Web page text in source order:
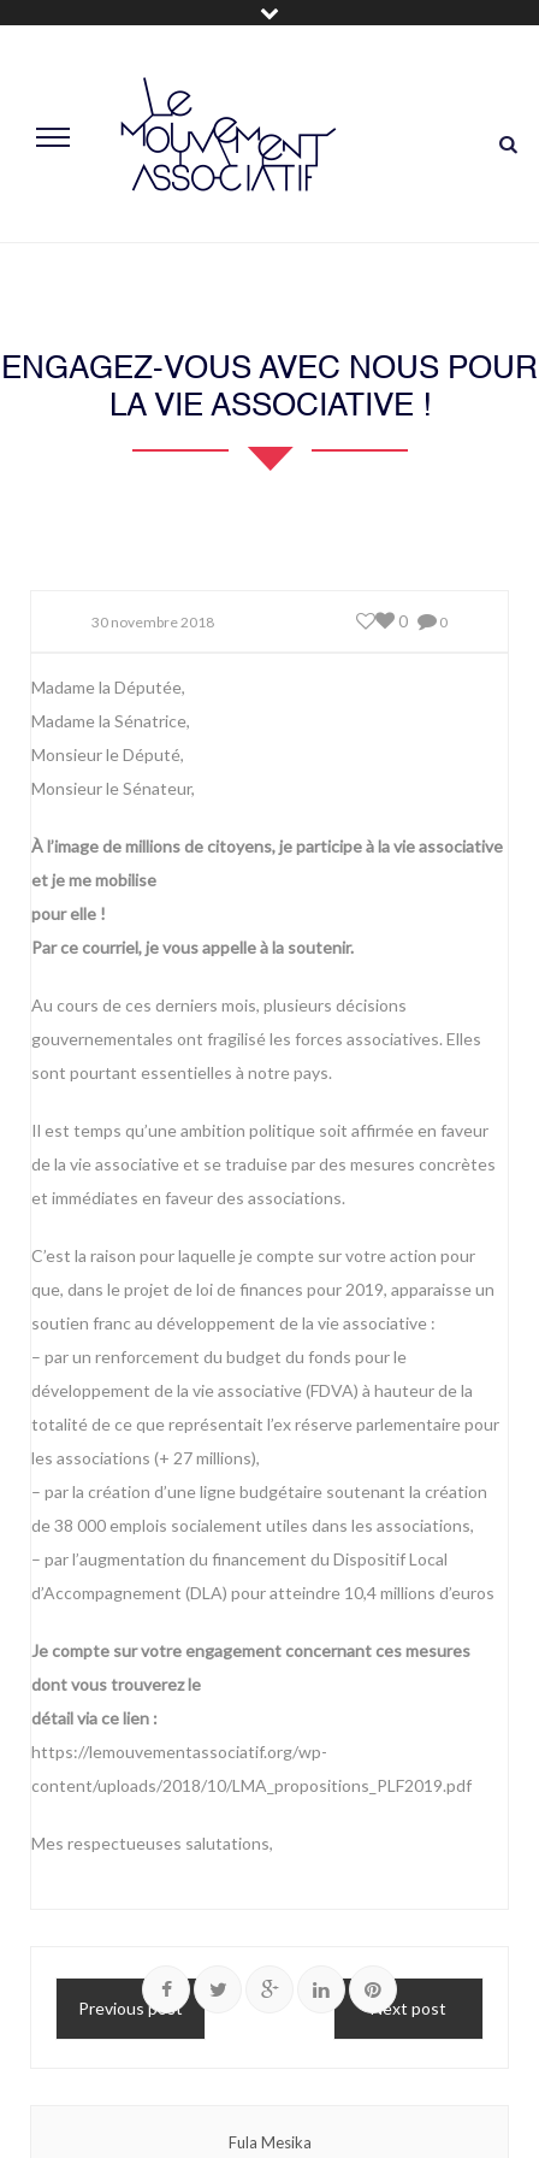
ENGAGEZ-VOUS AVEC NOUS POUR
LA VIE ASSOCIATIVE !
30 novembre 2018 0
0
Madame la Députée,
Madame la Sénatrice,
Monsieur le Député,
Monsieur le Sénateur,
À l’image de millions de citoyens, je participe à la vie associative
et je me mobilise
pour elle !
Par ce courriel, je vous appelle à la soutenir.
Au cours de ces derniers mois, plusieurs décisions
gouvernementales ont fragilisé les forces associatives. Elles
sont pourtant essentielles à notre pays.
Il est temps qu’une ambition politique soit affirmée en faveur
de la vie associative et se traduise par des mesures concrètes
et immédiates en faveur des associations.
C’est la raison pour laquelle je compte sur votre action pour
que, dans le projet de loi de finances pour 2019, apparaisse un
soutien franc au développement de la vie associative :
– par un renforcement du budget du fonds pour le
développement de la vie associative (FDVA) à hauteur de la
totalité de ce que représentait l’ex réserve parlementaire pour
les associations (+ 27 millions),
– par la création d’une ligne budgétaire soutenant la création
de 38 000 emplois socialement utiles dans les associations,
– par l’augmentation du financement du Dispositif Local
d’Accompagnement (DLA) pour atteindre 10,4 millions d’euros
Je compte sur votre engagement concernant ces mesures
dont vous trouverez le
détail via ce lien :
https://lemouvementassociatif.org/wp-
content/uploads/2018/10/LMA_propositions_PLF2019.pdf
Mes respectueuses salutations,
Previous post Next post
Fula Mesika